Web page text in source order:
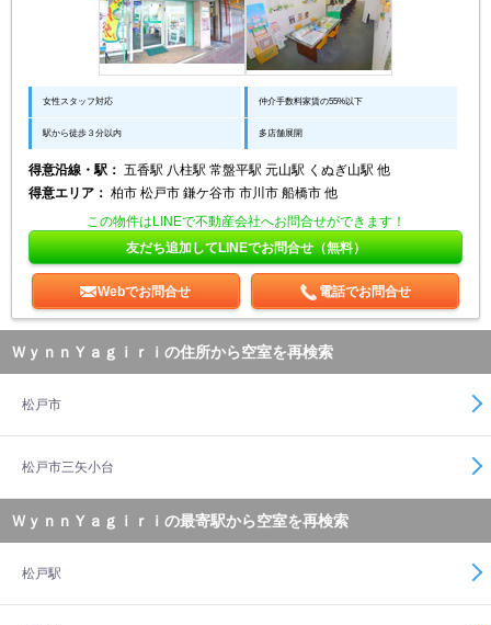
女性スタッフ対応 仲介手数料家賃の55%以下
駅から徒歩３分以内 多店舗展開
得意沿線・駅： 五香駅 八柱駅 常盤平駅 元山駅 くぬぎ山駅 他
得意エリア： 柏市 松戸市 鎌ケ谷市 市川市 船橋市 他
この物件はLINEで不動産会社へお問合せができます！
友だち追加してLINEでお問合せ（無料）
Webでお問合せ 電話でお問合せ
ＷｙｎｎＹａｇｉｒｉの住所から空室を再検索
松戸市
松戸市三矢小台
ＷｙｎｎＹａｇｉｒｉの最寄駅から空室を再検索
松戸駅